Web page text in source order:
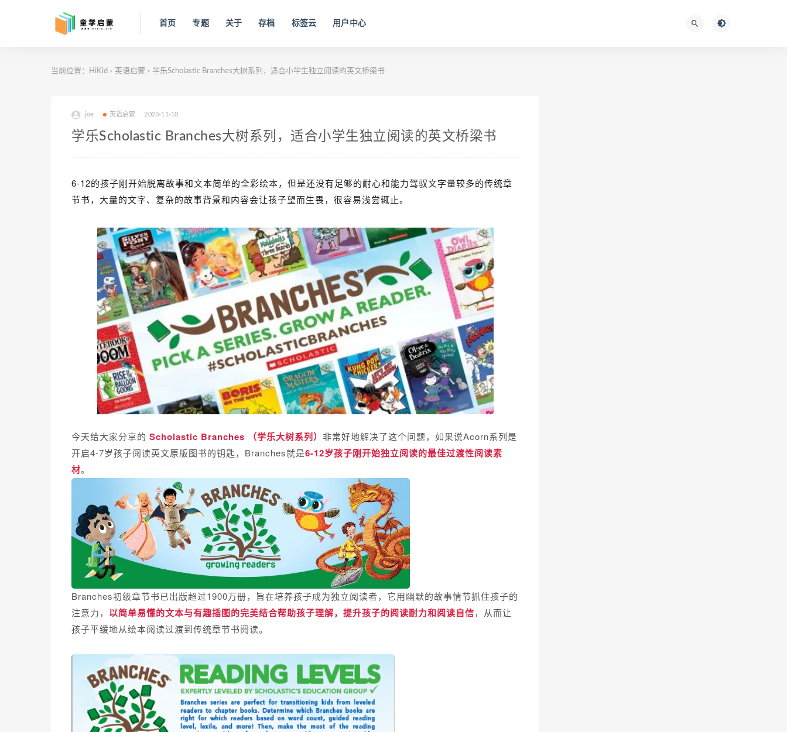
首页 专题 关于 存档 标签云 用户中心
当前位置： HiKid > 英语启蒙 > 学乐Scholastic Branches大树系列，适合小学生独立阅读的英文桥梁书
joe 英语启蒙 2023-11-10
学乐Scholastic Branches大树系列，适合小学生独立阅读的英文桥梁书
6-12的孩子刚开始脱离故事和文本简单的全彩绘本，但是还没有足够的耐心和能力驾驭文字量较多的传统章
节书，大量的文字、复杂的故事背景和内容会让孩子望而生畏，很容易浅尝辄止。
今天给大家分享的 Scholastic Branches （学乐大树系列） 非常好地解决了这个问题，如果说Acorn系列是
开启4-7岁孩子阅读英文原版图书的钥匙，Branches就是6-12岁孩子刚开始独立阅读的最佳过渡性阅读素
材。
Branches初级章节书已出版超过1900万册，旨在培养孩子成为独立阅读者， 它用幽默的故事情节抓住孩子的
注意力， 以简单易懂的文本与有趣插图的完美结合帮助孩子理解，提升孩子的阅读耐力和阅读自信，从而让
孩子平缓地从绘本阅读过渡到传统章节书阅读。